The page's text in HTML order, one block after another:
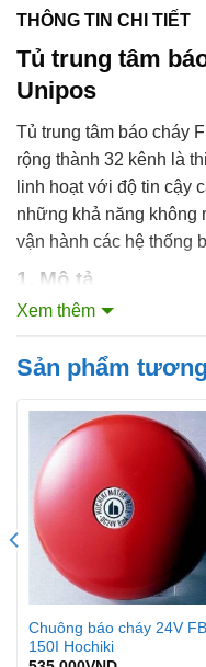
THÔNG TIN CHI TIẾT
Tủ trung tâm
Unipos
Tủ trung tâm báo cháy
rộng thành 32 kênh là
linh hoạt với độ tin cậy
những khả năng không
vận hành các hệ thống
1. Mô tả
Xem thêm
Sản phẩm
Chuông báo cháy 24V
150I Hochiki